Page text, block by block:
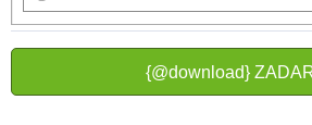
{@download}